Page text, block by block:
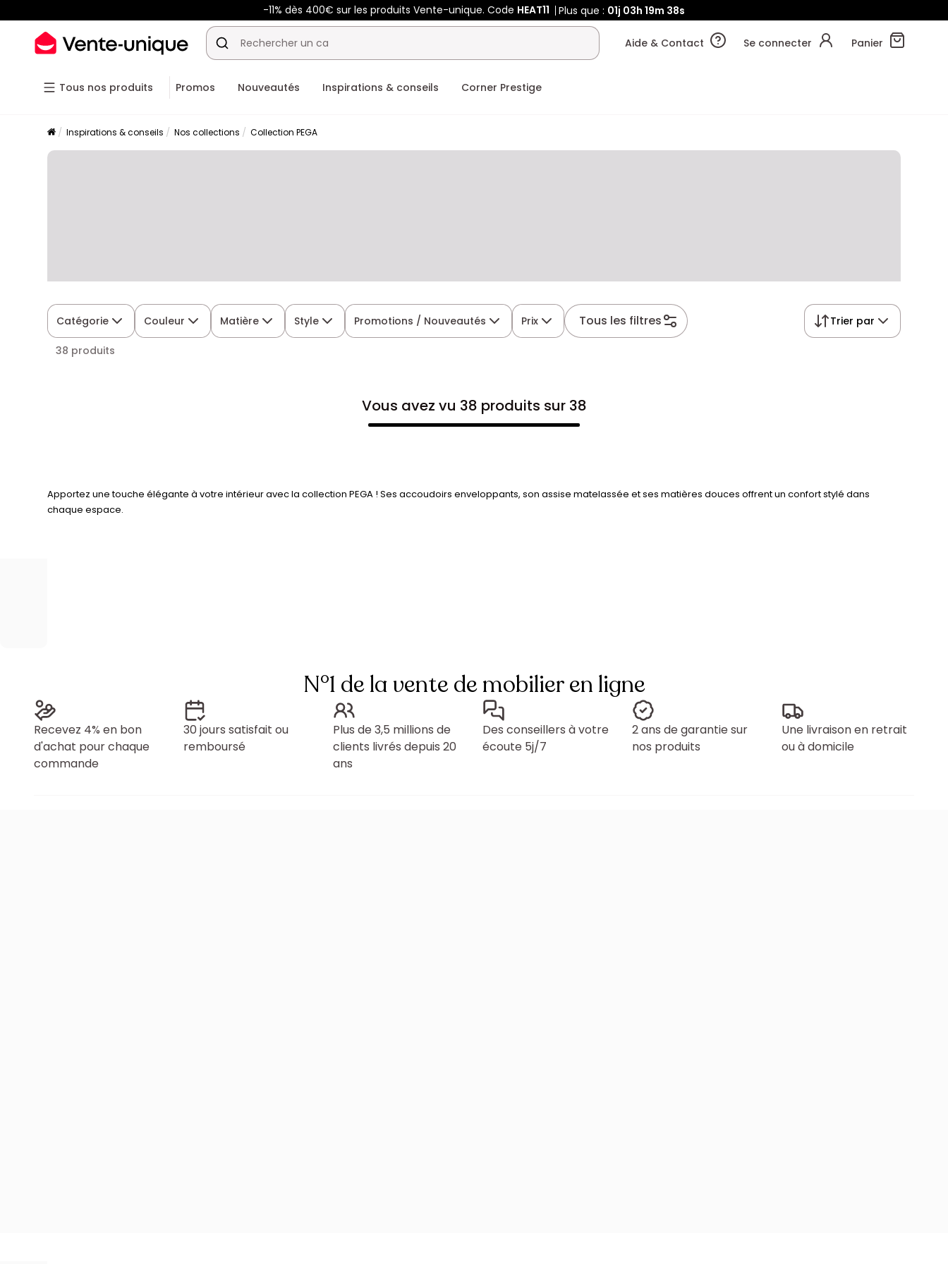
-11% dès 400€ sur les produits Vente-unique. Code HEAT11 Plus que : 01j 03h 19m 37s
Aide & Contact Se connecter Panier
Tous nos produits Promos Nouveautés Inspirations & conseils Corner Prestige
Inspirations & conseils Nos collections Collection PEGA
Catégorie Couleur Matière Style Promotions / Nouveautés Prix Tous les filtres Trier par
38 produits
Vous avez vu 38 produits sur 38
Apportez une touche élégante à votre intérieur avec la collection PEGA ! Ses accoudoirs enveloppants, son assise matelassée et ses matières douces offrent un confort stylé dans
chaque espace.
N°1 de la vente de mobilier en ligne
Recevez 4% en bon
d'achat pour chaque
commande
30 jours satisfait ou
remboursé
Plus de 3,5 millions de
clients livrés depuis 20
ans
Des conseillers à votre
écoute 5j/7
2 ans de garantie sur
nos produits
Une livraison en retrait
ou à domicile